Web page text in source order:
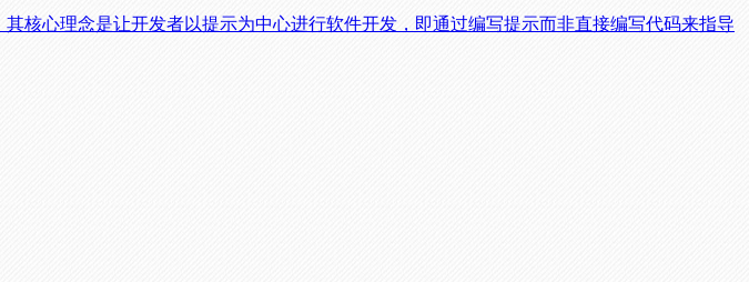
核心理念是让开发者以提示为中心进行软件开发，即通过编写提示而非直接编写代码来指导